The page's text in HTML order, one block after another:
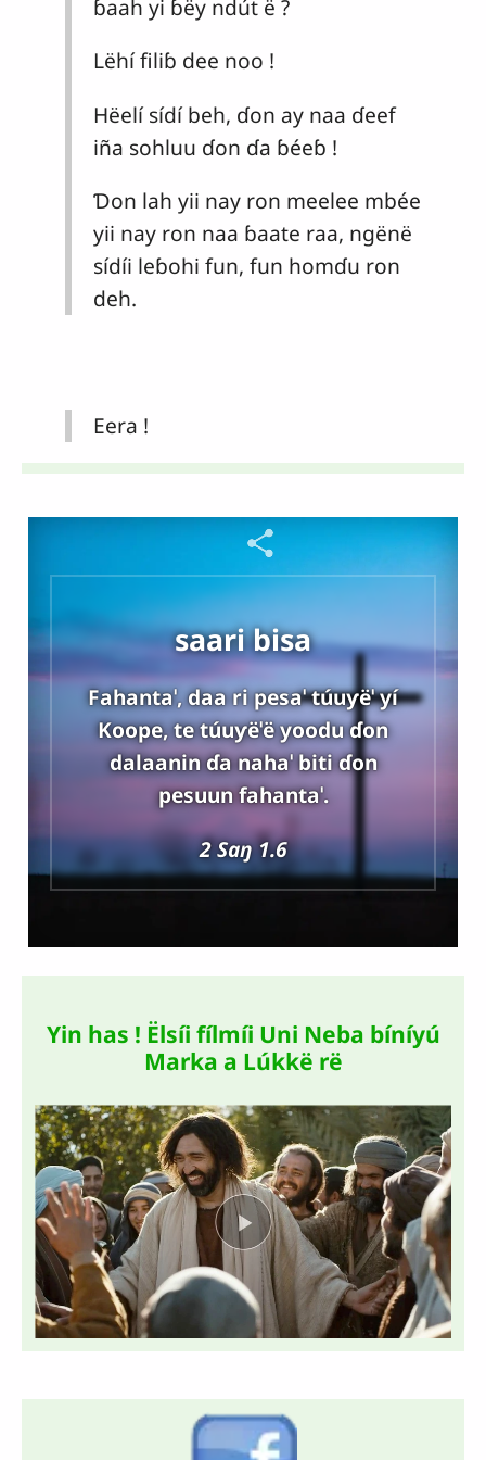
ɓaah yi ɓëy ndút ë ?
Lëhí filiɓ dee noo !
Hëelí sídí beh, ɗon ay naa ɗeef
iña sohluu ɗon ɗa ɓéeɓ !
Ɗon lah yii nay ron meelee mbée
yii nay ron naa ɓaate raa, ngënë
sídíi leɓohi fun, fun homɗu ron
deh.
Eera !
saari bisa
Fahantaˈ, daa ri pesaˈ túuƴëˈ yí
Koope, te túuƴëˈë yoodu ɗon
dalaanin ɗa nahaˈ biti ɗon
pesuun fahantaˈ.
2 Saŋ 1.6
Yin has ! Ëlsíi fílmíi Uni Neba bíníyú
Marka a Lúkkë rë